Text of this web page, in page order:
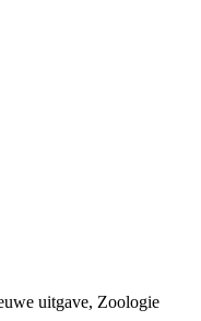
uitgave, Zoologie